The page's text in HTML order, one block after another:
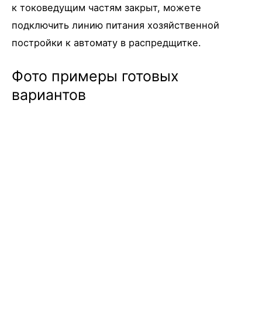
к токоведущим частям закрыт, можете
подключить линию питания хозяйственной
постройки к автомату в распредщитке.
Фото примеры готовых
вариантов